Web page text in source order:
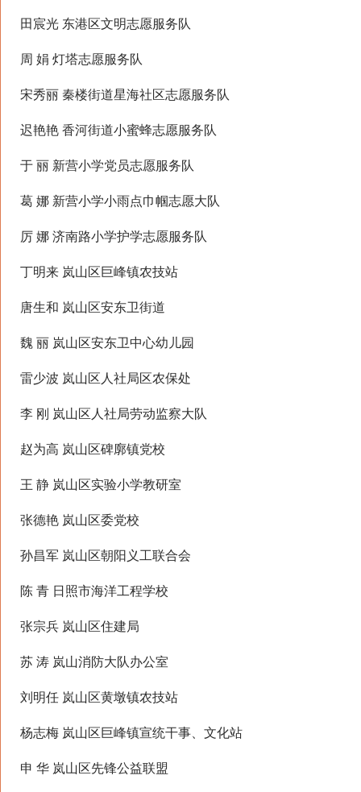
田宸光 东港区文明志愿服务队
周 娟 灯塔志愿服务队
宋秀丽 秦楼街道星海社区志愿服务队
迟艳艳 香河街道小蜜蜂志愿服务队
于 丽 新营小学党员志愿服务队
葛 娜 新营小学小雨点巾帼志愿大队
厉 娜 济南路小学护学志愿服务队
丁明来 岚山区巨峰镇农技站
唐生和 岚山区安东卫街道
魏 丽 岚山区安东卫中心幼儿园
雷少波 岚山区人社局区农保处
李 刚 岚山区人社局劳动监察大队
赵为高 岚山区碑廓镇党校
王 静 岚山区实验小学教研室
张德艳 岚山区委党校
孙昌军 岚山区朝阳义工联合会
陈 青 日照市海洋工程学校
张宗兵 岚山区住建局
苏 涛 岚山消防大队办公室
刘明任 岚山区黄墩镇农技站
杨志梅 岚山区巨峰镇宣统干事、文化站
申 华 岚山区先锋公益联盟